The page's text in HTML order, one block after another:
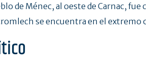
de Ménec, al oeste de Carnac,
se encuentra en el extremo